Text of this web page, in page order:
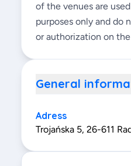
of the venues are
purposes only and do
or authorization on
General
Adress
Trojańska 5, 26-611